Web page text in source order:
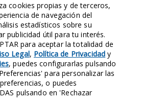
FOTOS DE LUGARES LEYENDA TORRE
RETRATOS ANTIGUOS FACEBOOK
y síguenos. Conocerás nuestra
124
cookies propias y de terceros,
de navegación del
estadísticos sobre su
publicidad útil para tu interés.
para aceptar la totalidad de
Legal, Política de Privacidad y
, puedes configurarlas pulsando
para personalizar las
o puedes
pulsando en 'Rechazar